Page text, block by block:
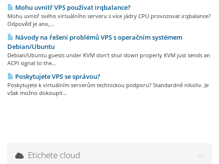
Mohu uvnitř VPS používat irqbalance?
Mohu uvnitř svého virtuálního serveru s více jádry CPU provozovat irqbalance?
Odpověď je ano,...
Návody na řešení problémů VPS s operačním systémem
Debian/Ubuntu
Debian/Ubuntu guests under KVM don't shut down properly KVM just sends an
ACPI signal to the...
Poskytujete VPS se správou?
Poskytujete k virtuálním serverům technickou podporu? Standardně nikoliv. Je
však možno dokoupit...
Etichete cloud